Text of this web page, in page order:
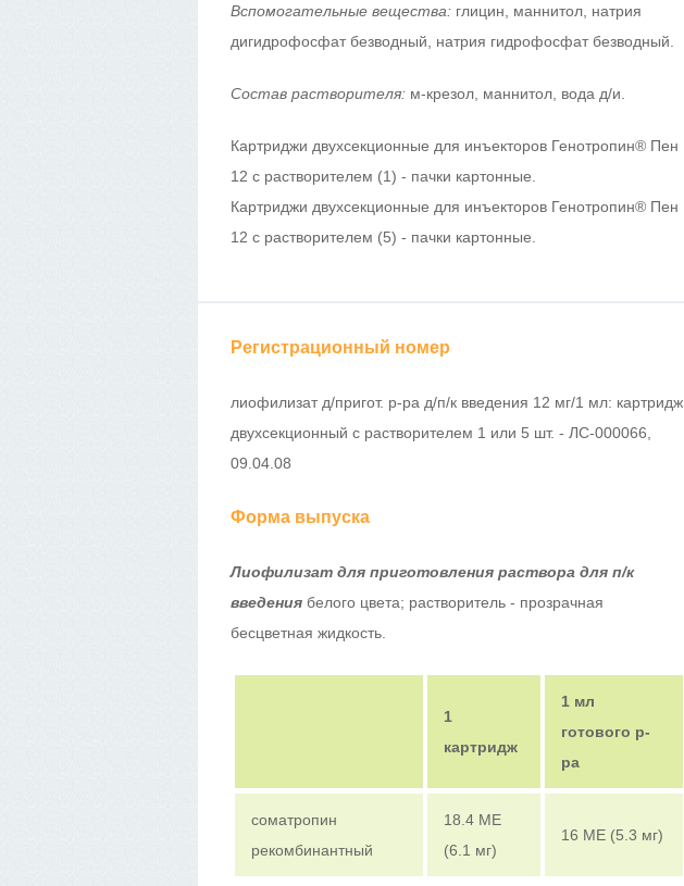
Вспомогательные вещества: глицин, маннитол, натрия
дигидрофосфат безводный, натрия гидрофосфат безводный.
Состав растворителя: м-крезол, маннитол, вода д/и.
Картриджи двухсекционные для инъекторов Генотропин® Пен
12 с растворителем (1) - пачки картонные.
Картриджи двухсекционные для инъекторов Генотропин® Пен
12 с растворителем (5) - пачки картонные.
Регистрационный номер
лиофилизат д/пригот. р-ра д/п/к введения 12 мг/1 мл: картридж
двухсекционный с растворителем 1 или 5 шт. - ЛС-000066,
09.04.08
Форма выпуска
Лиофилизат для приготовления раствора для п/к
введения белого цвета; растворитель - прозрачная
бесцветная жидкость.
1
картридж
1 мл
готового р-
ра
соматропин
рекомбинантный
18.4 МЕ
(6.1 мг)
16 МЕ (5.3 мг)